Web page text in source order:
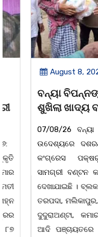
August 8, 2026
ବନ୍ୟା ବିପନ୍ନଙ୍କୁ
ଶୁଖିଲା ଖାଦ୍ୟ ବଣ୍ଟନ
07/08/26 ବନ୍ୟା
ଉଦେଶ୍ୟରେ ଦଶରଥପୁର
କଂଗ୍ରେସ ପକ୍ଷରୁ
ସାମଗ୍ରୀ ବଣ୍ଟନ
ଦେଖାଯାଇଛି । ବ୍ଲକସ୍ଥ
ତରପଦା, ମଲିକାପୁର,
ଦୁଦୁରାଅଣ୍ଟା, କମାରଡିହ,
ଆଦି ପଞ୍ଚାୟତରେ ପ୍ରାୟ